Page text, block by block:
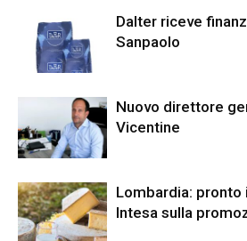
Dalter riceve
Sanpaolo
Nuovo direttore
Vicentine
Lombardia:
Intesa sulla